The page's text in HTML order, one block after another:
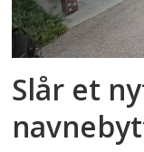
Slår et